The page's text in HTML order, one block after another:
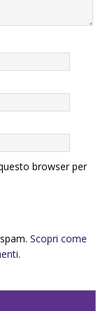
browser per
Scopri come
.